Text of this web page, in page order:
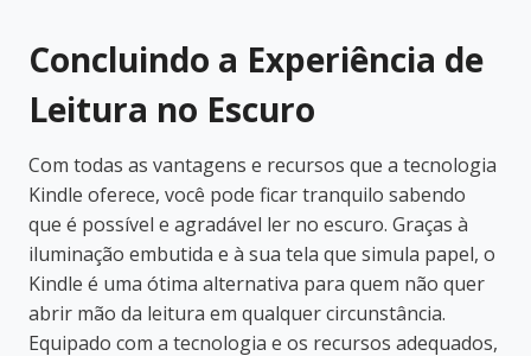
Concluindo a Experiência de
Leitura no Escuro
Com todas as vantagens e recursos que a tecnologia
Kindle oferece, você pode ficar tranquilo sabendo
que é possível e agradável ler no escuro. Graças à
iluminação embutida e à sua tela que simula papel, o
Kindle é uma ótima alternativa para quem não quer
abrir mão da leitura em qualquer circunstância.
Equipado com a tecnologia e os recursos adequados,